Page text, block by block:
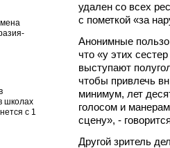
удален со всех
с пометкой «за
Анонимные
что «у этих
выступают
чтобы привлечь
минимум, лет
голосом и
сцену», -
Другой зритель
школах
с 1